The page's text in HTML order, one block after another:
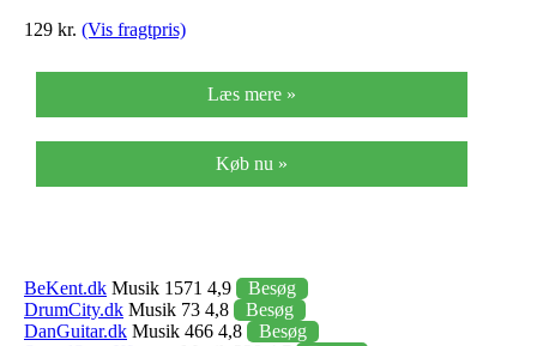
129 kr. (Vis fragtpris)
Læs mere »
Køb nu »
BeKent.dk Musik 1571 4,9
Besøg
DrumCity.dk Musik 73 4,8
Besøg
DanGuitar.dk Musik 466 4,8
Besøg